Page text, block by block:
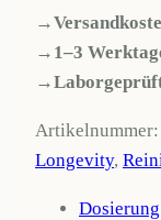
300
mg,
Menge
→
→ 1–3
→
Artikelnummer:
Longevity,